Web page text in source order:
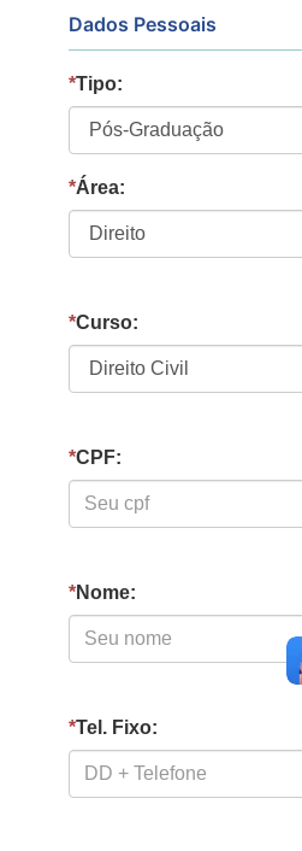
Dados Pessoais
*Tipo:
*Área:
*Curso:
*CPF:
*Nome:
*Tel. Fixo: